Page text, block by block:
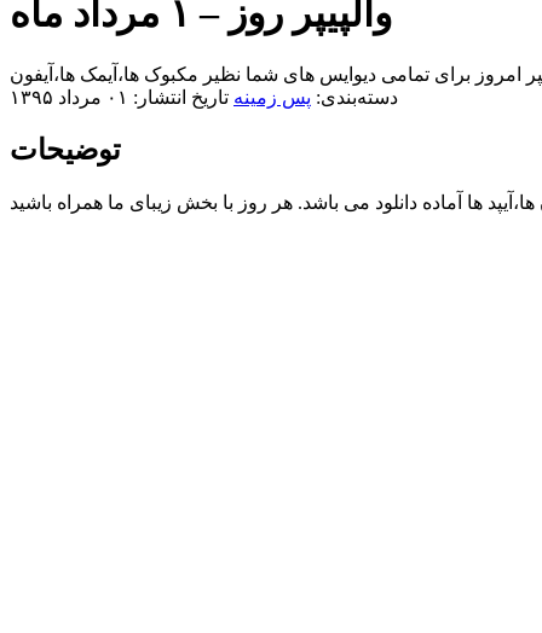
والپیپر روز – ۱ مرداد ماه
دسته‌بندی: پس زمینه تاریخ انتشار: ۰۱ مرداد ۱۳۹۵
توضیحات